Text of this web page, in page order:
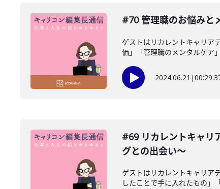
#70 管理職のお悩みと
ゲストはリカレントキャリア
価」「管理職のメンタルケア
2024.06.21 |
#69 リカレントキャリ
グとの出会い〜
ゲストはリカレントキャリア
したことで手に入れたもの」